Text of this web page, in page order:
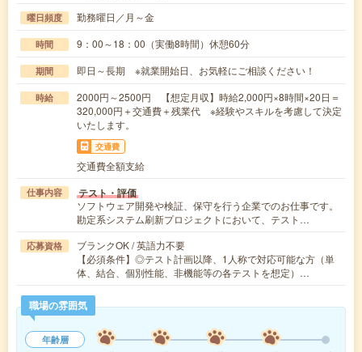
曜日頻度 勤務曜日／月～金
時間 9：00～18：00（実働8時間）休憩60分
期間 即日～長期 ※就業開始日、お気軽にご相談ください！
時給
2000円～2500円 【想定月収】時給2,000円×8時間×20日＝
320,000円＋交通費＋残業代 ※経験やスキルを考慮して決定
いたします。
交通費
交通費全額支給
仕事内容 テスト・評価
ソフトウェア開発や検証、保守を行う企業でのお仕事です。
勘定系システム刷新プロジェクトにおいて、テスト…
応募資格
ブランクOK / 英語力不要
【必須条件】◎テスト計画以降、1人称で対応可能な方（単
体、結合、個別性能、非機能等の各テストを想定）…
職場の雰囲気
年齢層